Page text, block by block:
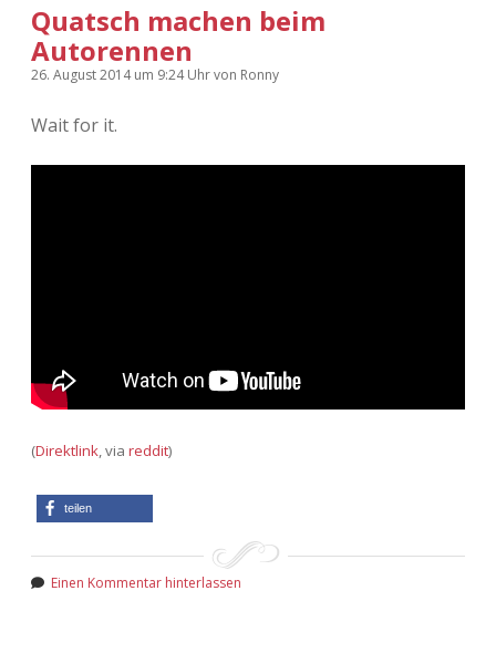
Quatsch machen beim
Autorennen
26. August 2014um 9:24 Uhrvon Ronny
Wait for it.
(Direktlink , via reddit)
teilen
Einen Kommentar hinterlassen